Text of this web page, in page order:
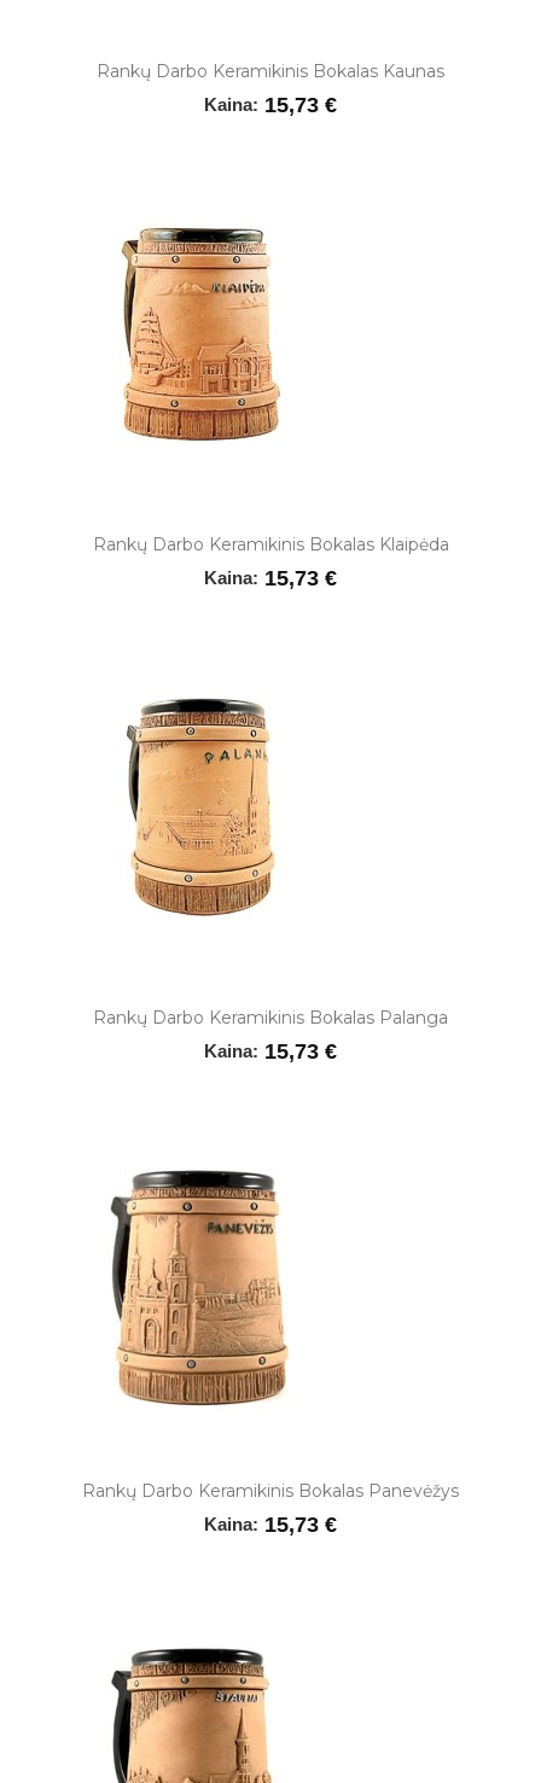
Rankų Darbo Keramikinis Bokalas Kaunas
Kaina: 15,73 €
Rankų Darbo Keramikinis Bokalas Klaipėda
Kaina: 15,73 €
Rankų Darbo Keramikinis Bokalas Palanga
Kaina: 15,73 €
Rankų Darbo Keramikinis Bokalas Panevėžys
Kaina: 15,73 €